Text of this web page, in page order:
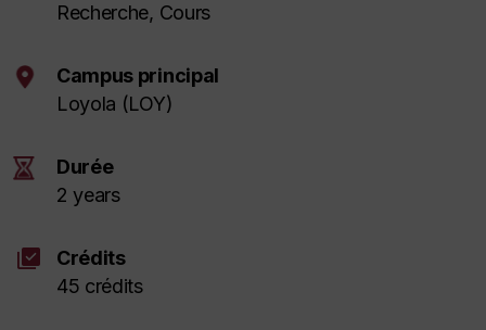
Recherche, Cours
Campus principal
Loyola (LOY)
Durée
2 years
library_add_check
Crédits
45 crédits